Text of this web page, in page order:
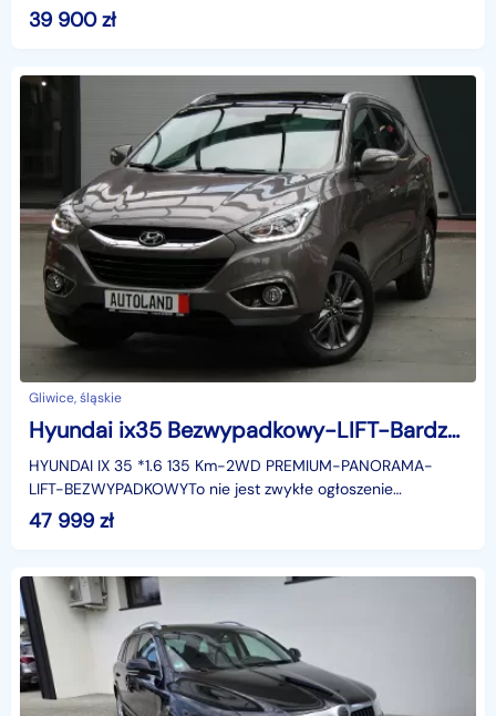
serwisowawpisujemy przebieg na fakturze-BARDZO BOGATE
WYPOSAŻENIEref
39 900zł
Gliwice, śląskie
Hyundai ix35 Bezwypadkowy-LIFT-Bardzo bogata wersja wyposazenia-Serwis-GWARANCJA
HYUNDAI IX 35 *1.6 135 Km-2WD PREMIUM-PANORAMA-
LIFT-BEZWYPADKOWYTo nie jest zwykłe ogłoszenie
sprzedaży auta…To propozycja dla osób, które szukają
niezawodnego
47 999 zł